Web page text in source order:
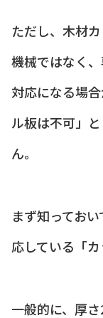
ただし、木材
機械ではなく
対応になる場
ル板は不可」
ん。
まず知ってお
応している「カ
一般的に、厚